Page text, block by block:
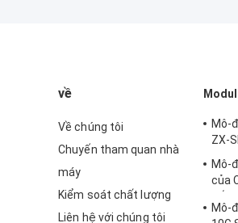
về
Về chúng tôi
Chuyến tham quan nhà
máy
Kiểm soát chất lượng
Liên hệ với chúng tôi
Mô-
ZX-
Mô-
của
Mô-